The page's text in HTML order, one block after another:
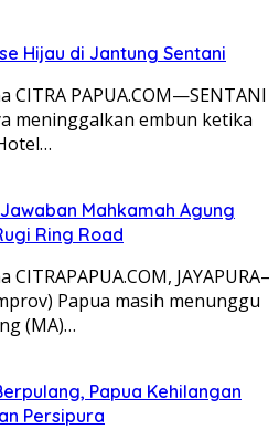
Hijau di Jantung Sentani
CITRA PAPUA.COM—SENTANI
meninggalkan embun ketika
Mahkamah Agung
Ring Road
JAYAPURA–
Papua masih menunggu
(MA)…
Papua Kehilangan
Persipura